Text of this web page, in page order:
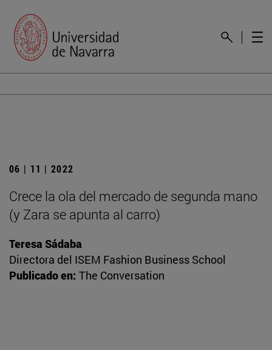
06 | 11 | 2022
Crece la ola del mercado de segunda mano
(y Zara se apunta al carro)
Teresa Sádaba
Directora del ISEM Fashion Business School
Publicado en: The Conversation